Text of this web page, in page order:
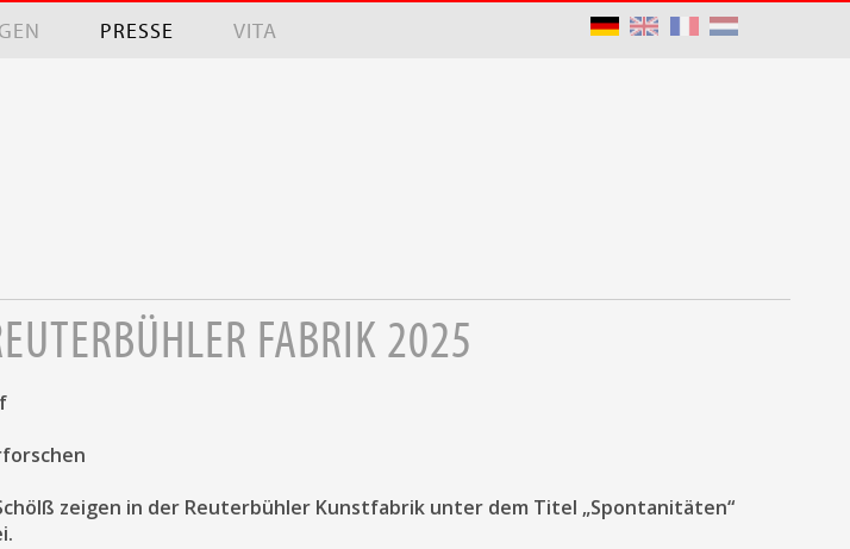
PRESSE VITA
FABRIK 2025
zeigen in der Reuterbühler Kunstfabrik unter dem Titel „Spontanitäten“